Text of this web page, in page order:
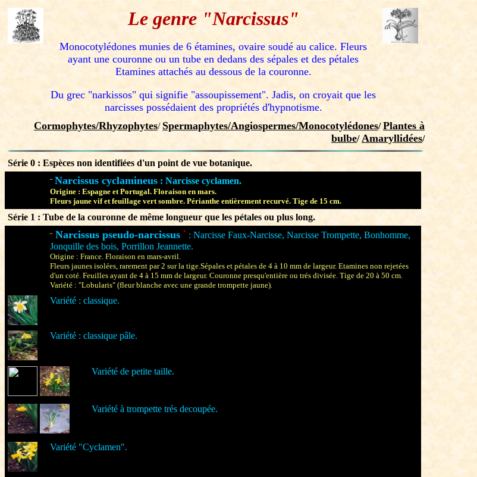
Le genre "Narcissus"
Monocotylédones munies de 6 étamines, ovaire soudé au calice. Fleurs
ayant une couronne ou un tube en dedans des sépales et des pétales
Etamines attachés au dessous de la couronne.
Du grec "narkissos" qui signifie "assoupissement". Jadis, on croyait que les
narcisses possédaient des propriétés d'hypnotisme.
Cormophytes/Rhyzophytes/ Spermaphytes/Angiospermes/Monocotylédones/Plantes à
bulbe/Amaryllidées/
Série 0 : Espèces non identifiées d'un point de vue botanique.
¨ Narcissus cyclamineus : Narcisse cyclamen.
Origine : Espagne et Portugal. Floraison en mars.
Fleurs jaune vif et feuillage vert sombre. Périanthe entièrement recurvé. Tige de 15 cm.
Série 1 : Tube de la couronne de même longueur que les pétales ou plus long.
¨ Narcissus pseudo-narcissus ´ : Narcisse Faux-Narcisse, Narcisse Trompette, Bonhomme,
Jonquille des bois, Porrillon Jeannette.
Origine : France. Floraison en mars-avril.
Fleurs jaunes isolées, rarement par 2 sur la tige.Sépales et pétales de 4 à 10 mm de largeur. Etamines non rejetées
d'un coté. Feuilles ayant de 4 à 15 mm de largeur. Couronne presqu'entière ou trés divisée. Tige de 20 à 50 cm.
Variété : "Lobularis" (fleur blanche avec une grande trompette jaune).
Variété : classique.
Variété : classique pâle.
Variété de petite taille.
Variété à trompette trés decoupée.
Variété "Cyclamen".